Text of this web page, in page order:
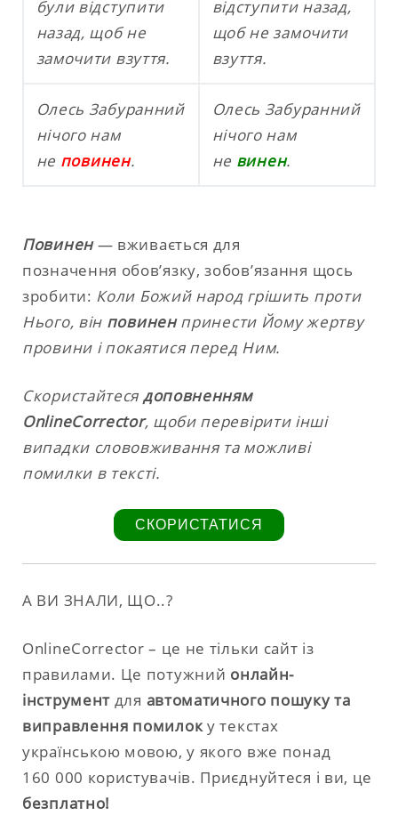
були відступити
назад, щоб не
замочити взуття.
відступити назад,
щоб не замочити
взуття.
Олесь Забуранний
нічого нам
не повинен.
Олесь Забуранний
нічого нам
не винен.
Повинен— вживається для
позначення обов’язку, зобов’язання щось
зробити: Коли Божий народ грішить проти
Нього, він повиненпринести Йому жертву
провини і покаятися перед Ним.
Скористайтеся доповненням
OnlineCorrector, щоби перевірити інші
випадки слововживання та можливі
помилки в тексті.
СКОРИСТАТИСЯ
А ВИ ЗНАЛИ, ЩО..?
OnlineCorrector – це не тільки сайт із
правилами. Це потужний онлайн-
інструмент для автоматичного пошуку та
виправлення помилоку текстах
українською мовою, у якого вже понад
160 000 користувачів. Приєднуйтеся і ви, це
безплатно!